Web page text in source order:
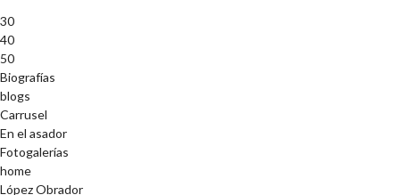
30
40
50
Biografías
blogs
Carrusel
En el asador
Fotogalerías
home
López Obrador